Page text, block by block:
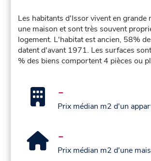
Les habitants d'Issor vivent en grande
une maison et sont très souvent
logement. L'habitat est ancien, 58%
datent d'avant 1971. Les surfaces
% des biens comportent 4 pièces ou
-
Prix médian m2 d'un
-
Prix médian m2 d'une